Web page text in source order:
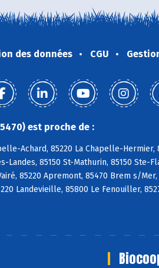
des données CGU
est proche de :
Achard, 85220 La Chapelle-Hermier,
85150 St-Mathurin, 85150 Ste-
85220 Apremont, 85470 Brem s/
Landevieille, 85800 Le Fenouiller,